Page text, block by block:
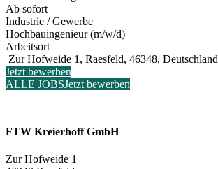
Ab sofort
Industrie / Gewerbe
Hochbauingenieur (m/w/d)
Arbeitsort
Zur Hofweide 1, Raesfeld, 46348, Deutschland
Jetzt bewerben
ALLE JOBSJetzt bewerben
FTW Kreierhoff GmbH
Zur Hofweide 1